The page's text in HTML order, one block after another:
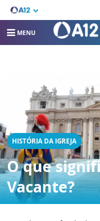
MENU
HISTÓRIA DA IGREJA
O que
Vacante?